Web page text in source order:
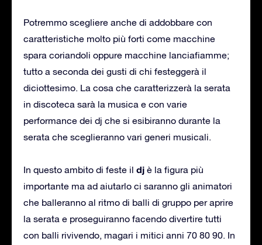
Potremmo scegliere anche di addobbare con
caratteristiche molto più forti come macchine
spara coriandoli oppure macchine lanciafiamme;
tutto a seconda dei gusti di chi festeggerà il
diciottesimo. La cosa che caratterizzerà la serata
in discoteca sarà la musica e con varie
performance dei dj che si esibiranno durante la
serata che sceglieranno vari generi musicali.
In questo ambito di feste il dj è la figura più
importante ma ad aiutarlo ci saranno gli animatori
che balleranno al ritmo di balli di gruppo per aprire
la serata e proseguiranno facendo divertire tutti
con balli rivivendo, magari i mitici anni 70 80 90. In